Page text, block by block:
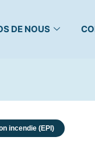
DE NOUS
incendie (EPI)